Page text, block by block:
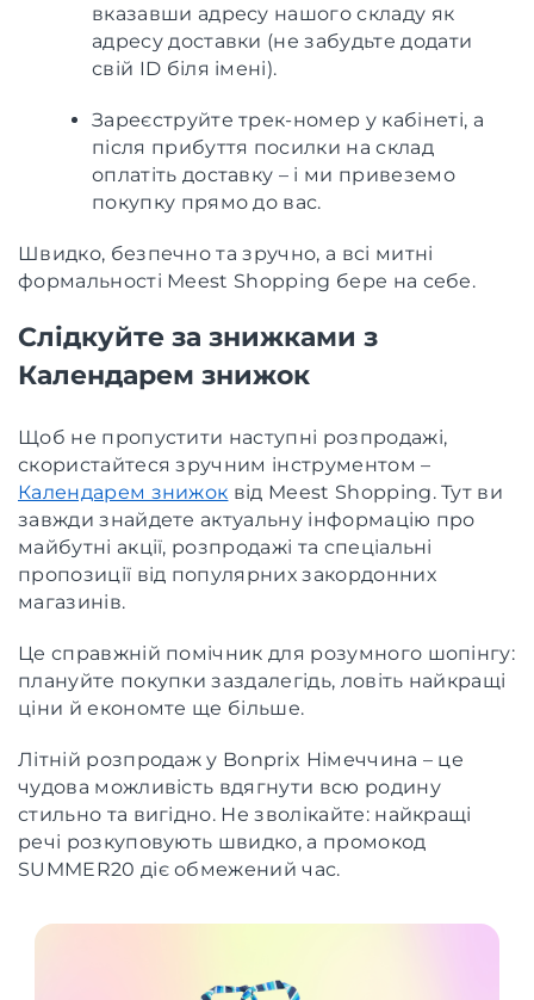
вказавши адресу нашого складу як
адресу доставки (не забудьте додати
свій ID біля імені).
Зареєструйте трек-номер у кабінеті, а
після прибуття посилки на склад
оплатіть доставку – і ми привеземо
покупку прямо до вас.
Швидко, безпечно та зручно, а всі митні
формальності Meest Shopping бере на себе.
Слідкуйте за знижками з
Календарем знижок
Щоб не пропустити наступні розпродажі,
скористайтеся зручним інструментом –
Календарем знижок від Meest Shopping. Тут ви
завжди знайдете актуальну інформацію про
майбутні акції, розпродажі та спеціальні
пропозиції від популярних закордонних
магазинів.
Це справжній помічник для розумного шопінгу:
плануйте покупки заздалегідь, ловіть найкращі
ціни й економте ще більше.
Літній розпродаж у Bonprix Німеччина – це
чудова можливість вдягнути всю родину
стильно та вигідно. Не зволікайте: найкращі
речі розкуповують швидко, а промокод
SUMMER20 діє обмежений час.